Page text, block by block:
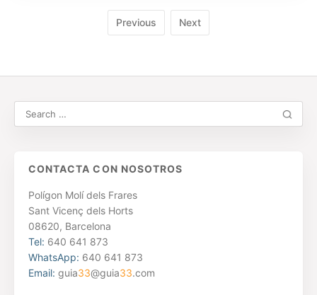
Previous Next
CONTACTA CON NOSOTROS
Polígon Molí dels Frares
Sant Vicenç dels Horts
08620, Barcelona
Tel: 640 641 873
WhatsApp: 640 641 873
Email: guia33@guia33.com